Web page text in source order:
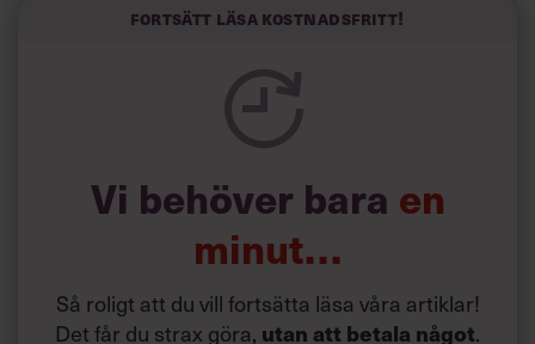
kortfattat slarviga vd-stilen.
Fortsätt läsa kostnadsfritt!
Vi behöver bara en
minut…
Så roligt att du vill fortsätta läsa våra artiklar!
Det får du strax göra, utan att betala något.